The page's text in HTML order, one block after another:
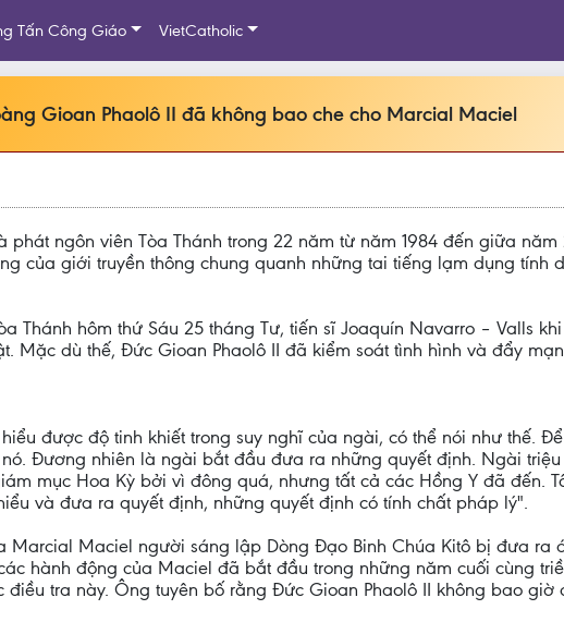
Tấn Công Giáo VietCatholic
Gioan Phaolô II đã không bao che cho Marcial Maciel
ngôn viên Tòa Thánh trong 22 năm từ năm 1984 đến giữa
của giới truyền thông chung quanh những tai tiếng lạm dụng tính
Thánh hôm thứ Sáu 25 tháng Tư, tiến sĩ Joaquín Navarro – Valls
Mặc dù thế, Đức Gioan Phaolô II đã kiểm soát tình hình và đẩy
được độ tinh khiết trong suy nghĩ của ngài, có thể nói như thế.
Đương nhiên là ngài bắt đầu đưa ra những quyết định. Ngài
mục Hoa Kỳ bởi vì đông quá, nhưng tất cả các Hồng Y đã đến.
và đưa ra quyết định, những quyết định có tính chất pháp lý".
Marcial Maciel người sáng lập Dòng Đạo Binh Chúa Kitô bị đưa ra
hành động của Maciel đã bắt đầu trong những năm cuối cùng
tra này. Ông tuyên bố rằng Đức Gioan Phaolô II không bao